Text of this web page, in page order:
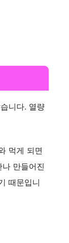
니다. 열량
먹게 되면
만들어진
때문입니